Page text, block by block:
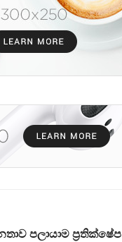
පලායාම ප්‍රතික්ෂේප